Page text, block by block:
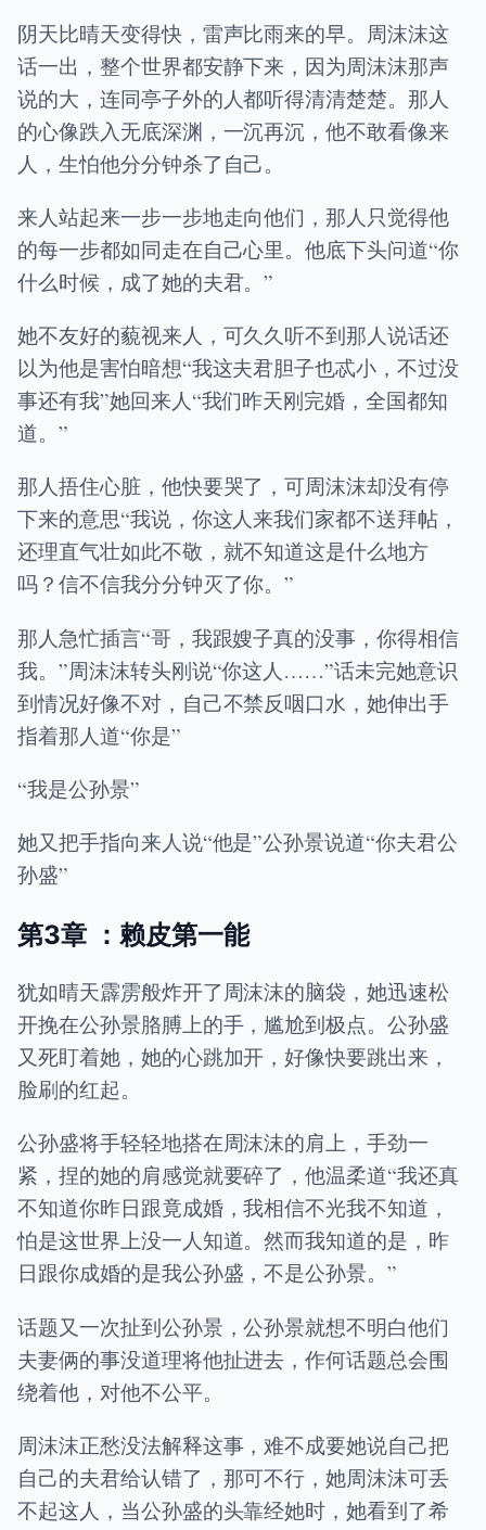
阴天比晴天变得快，雷声比雨来的早。周沫沫这
话一出，整个世界都安静下来，因为周沫沫那声
说的大，连同亭子外的人都听得清清楚楚。那人
的心像跌入无底深渊，一沉再沉，他不敢看像来
人，生怕他分分钟杀了自己。
来人站起来一步一步地走向他们，那人只觉得他
的每一步都如同走在自己心里。他底下头问道“你
什么时候，成了她的夫君。”
她不友好的藐视来人，可久久听不到那人说话还
以为他是害怕暗想“我这夫君胆子也忒小，不过没
事还有我”她回来人“我们昨天刚完婚，全国都知
道。”
那人捂住心脏，他快要哭了，可周沫沫却没有停
下来的意思“我说，你这人来我们家都不送拜帖，
还理直气壮如此不敬，就不知道这是什么地方
吗？信不信我分分钟灭了你。”
那人急忙插言“哥，我跟嫂子真的没事，你得相信
我。”周沫沫转头刚说“你这人……”话未完她意识
到情况好像不对，自己不禁反咽口水，她伸出手
指着那人道“你是”
“我是公孙景”
她又把手指向来人说“他是”公孙景说道“你夫君公
孙盛”
第3章 ：赖皮第一能
犹如晴天霹雳般炸开了周沫沫的脑袋，她迅速松
开挽在公孙景胳膊上的手，尴尬到极点。公孙盛
又死盯着她，她的心跳加开，好像快要跳出来，
脸刷的红起。
公孙盛将手轻轻地搭在周沫沫的肩上，手劲一
紧，捏的她的肩感觉就要碎了，他温柔道“我还真
不知道你昨日跟竟成婚，我相信不光我不知道，
怕是这世界上没一人知道。然而我知道的是，昨
日跟你成婚的是我公孙盛，不是公孙景。”
话题又一次扯到公孙景，公孙景就想不明白他们
夫妻俩的事没道理将他扯进去，作何话题总会围
绕着他，对他不公平。
周沫沫正愁没法解释这事，难不成要她说自己把
自己的夫君给认错了，那可不行，她周沫沫可丢
不起这人，当公孙盛的头靠经她时，她看到了希